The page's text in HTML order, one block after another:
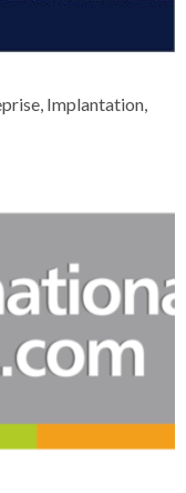
Implantation,